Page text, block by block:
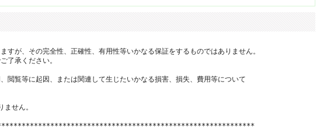
が、その完全性、正確性、有用性等いかなる保証をするものではありません。
了承ください。
閲覧等に起因、または関連して生じたいかなる損害、損失、費用等について
せん。